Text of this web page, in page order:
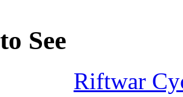
See
Riftwar